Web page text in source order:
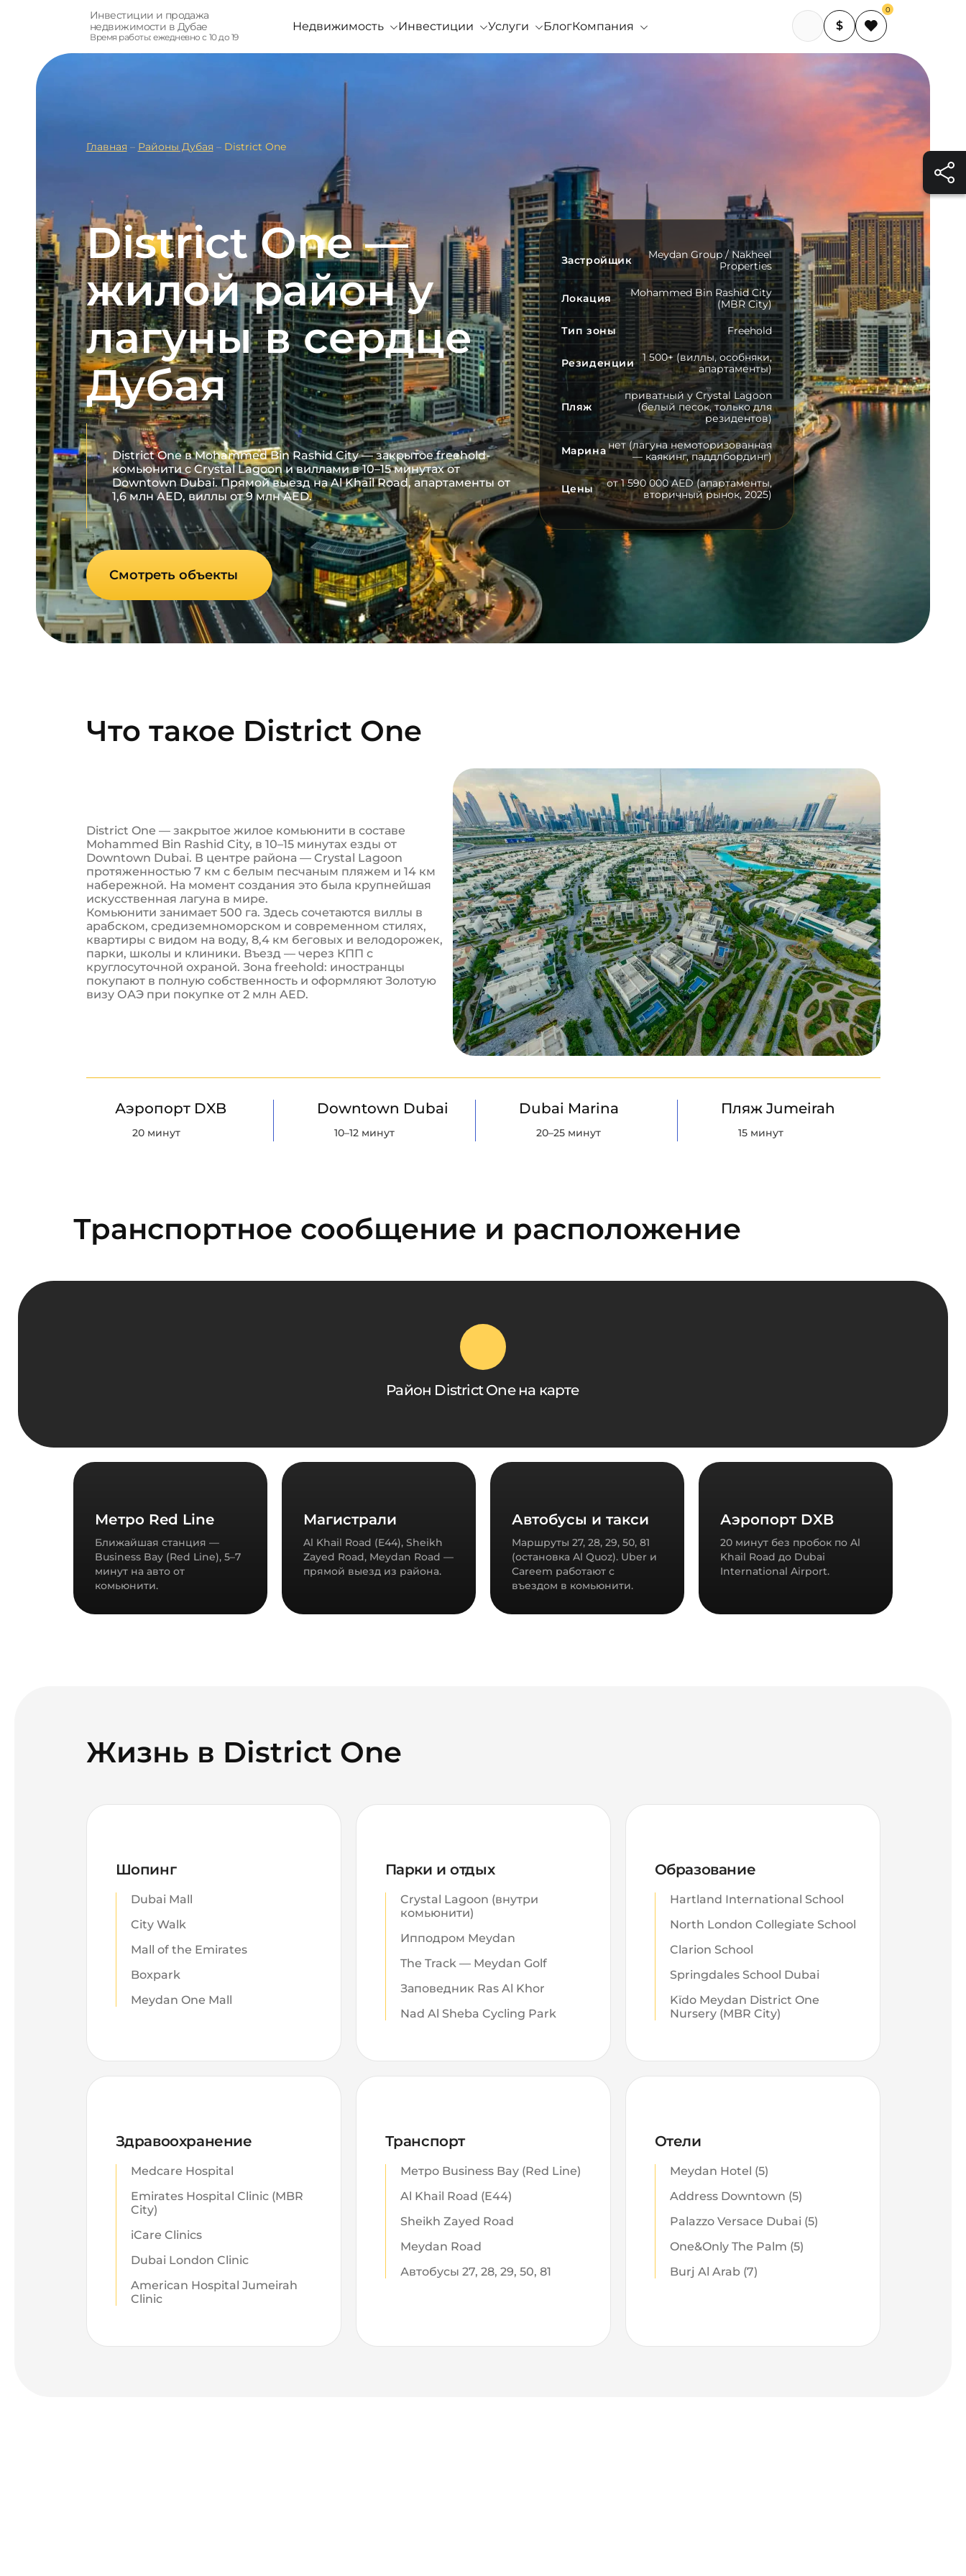
Инвестиции и продажа
недвижимости в Дубае
Время работы: ежедневно с 10 до 19
Недвижимость Инвестиции Услуги БлогКомпания $
0
Главная – Районы Дубая – District One
District One —
жилой район у
лагуны в сердце
Дубая
District One в Mohammed Bin Rashid City — закрытое freehold-
комьюнити с Crystal Lagoon и виллами в 10–15 минутах от
Downtown Dubai. Прямой выезд на Al Khail Road, апартаменты от
1,6 млн AED, виллы от 9 млн AED.
Смотреть объекты
Застройщик
Meydan Group / Nakheel
Properties
Локация
Mohammed Bin Rashid City
(MBR City)
Тип зоны Freehold
Резиденции
1 500+ (виллы, особняки,
апартаменты)
Пляж
приватный у Crystal Lagoon
(белый песок, только для
резидентов)
Марина нет (лагуна немоторизованная
— каякинг, паддлбординг)
Цены
от 1 590 000 AED (апартаменты,
вторичный рынок, 2025)
Что такое District One
District One — закрытое жилое комьюнити в составе
Mohammed Bin Rashid City, в 10–15 минутах езды от
Downtown Dubai. В центре района — Crystal Lagoon
протяженностью 7 км с белым песчаным пляжем и 14 км
набережной. На момент создания это была крупнейшая
искусственная лагуна в мире.
Комьюнити занимает 500 га. Здесь сочетаются виллы в
арабском, средиземноморском и современном стилях,
квартиры с видом на воду, 8,4 км беговых и велодорожек,
парки, школы и клиники. Въезд — через КПП с
круглосуточной охраной. Зона freehold: иностранцы
покупают в полную собственность и оформляют Золотую
визу ОАЭ при покупке от 2 млн AED.
Аэропорт DXB
20 минут
Downtown Dubai
10–12 минут
Dubai Marina
20–25 минут
Пляж Jumeirah
15 минут
Транспортное сообщение и расположение
Район District One на карте
Метро Red Line
Ближайшая станция —
Business Bay (Red Line), 5–7
минут на авто от
комьюнити.
Магистрали
Al Khail Road (E44), Sheikh
Zayed Road, Meydan Road —
прямой выезд из района.
Автобусы и такси
Маршруты 27, 28, 29, 50, 81
(остановка Al Quoz). Uber и
Careem работают с
въездом в комьюнити.
Аэропорт DXB
20 минут без пробок по Al
Khail Road до Dubai
International Airport.
Жизнь в District One
Шопинг
Dubai Mall
City Walk
Mall of the Emirates
Boxpark
Meydan One Mall
Парки и отдых
Crystal Lagoon (внутри
комьюнити)
Ипподром Meydan
The Track — Meydan Golf
Заповедник Ras Al Khor
Nad Al Sheba Cycling Park
Образование
Hartland International School
North London Collegiate School
Clarion School
Springdales School Dubai
Kïdo Meydan District One
Nursery (MBR City)
Здравоохранение
Medcare Hospital
Emirates Hospital Clinic (MBR
City)
iCare Clinics
Dubai London Clinic
American Hospital Jumeirah
Clinic
Транспорт
Метро Business Bay (Red Line)
Al Khail Road (E44)
Sheikh Zayed Road
Meydan Road
Автобусы 27, 28, 29, 50, 81
Отели
Meydan Hotel (5)
Address Downtown (5)
Palazzo Versace Dubai (5)
One&Only The Palm (5)
Burj Al Arab (7)